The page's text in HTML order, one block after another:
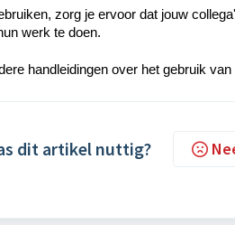
zorg je ervoor dat jouw
werk te doen.
handleidingen over het gebruik
dit artikel nuttig?